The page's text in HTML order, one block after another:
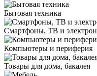
Бытовая техника
Смартфоны, ТВ и
Компьютеры и периферия
Товары для дома, бакалея